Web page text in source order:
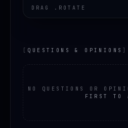
DRAG .ROTATE
[ QUESTIONS & OPINIONS ]
NO QUESTIONS OR
FIRST TO